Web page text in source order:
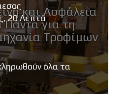
και Ασφάλεια
για τη
Τροφίμων
20 Λεπτά
όλα τα